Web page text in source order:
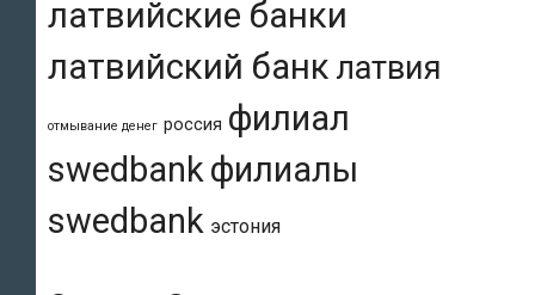
латвийские банки
латвийский банк латвия
отмывание денег россия филиал
swedbankфилиалы
swedbank эстония